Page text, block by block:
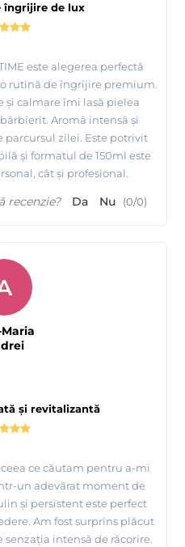
îngrijire de lux
este alegerea perfectă
rutină de îngrijire premium.
și calmare îmi lasă pielea
Aromă intensă și
parcursul zilei. Este potrivit
și formatul de 150ml este
cât și profesional.
recenzie? Da Nu (0/0)
și revitalizantă
ce căutam pentru a-mi
un adevărat moment de
și persistent este perfect
Am fost surprins plăcut
intensă de răcorire.